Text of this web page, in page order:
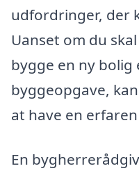
udfordringer, der
Uanset om du
bygge en ny
byggeopgave,
at have en
En